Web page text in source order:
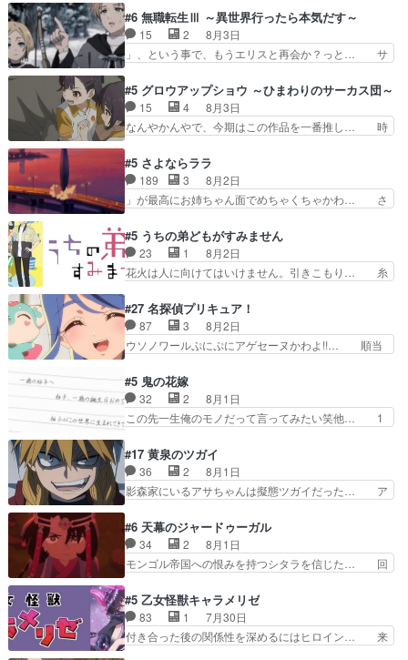
も描かれていて良かった本当… 股に海豚を挟み水
上バスでの会話を反芻…恋… OPEDとも無人バー
ジョンから主人公２人…
ホントスピカが大好きだよね。ツン… 一等級ポテ
ンシャルのアリアちゃん可愛くて… そういや、ア
リアは能力は最上級のくせに、… とうとうアリア
と直接競う場がきたこれまで… 毎度ながらのスピ
マン趣味ダダ漏れで好き… 期末試験が始まろうと
しておりスピカは対策… 能力鑑定胸像タリスマン
氏容姿も評価してし…
#6 無職転生Ⅲ ～異世界行ったら本気だす～
15 2
8月3日
」、という事で、もうエリスと再会か？っと… サ
関係の清算が粛々と進められているサラ… サラと
の関係に対して完全に「昔の女」とし… ルーシー
にデレるルディが完全に親バカで微… サラとは会
ってほしいちゃんとした別れ方し… サラは未練0
キャラモヤモヤする別れ方だ… 役で出演させてい
ただきました！よろしくお… 毎クールメインヒロ
インを好きになっちゃう…
#5 グロウアップショウ ～ひまわりのサーカス団～
15 4
8月3日
なんやかんやで、今期はこの作品を一番推し… 時
愛すぎるな楠木ともりちゃんのね… デフォルメさ
れた表情が特に多かったのが印… 葵＆茜の回も良
きでした。あの証拠写真、ひ… 互いが互いのこと
を想っているのにすれ違っ… 第５話をｄアニメス
んと練習したい〟と言… 本当この作品は「キャ
ラ」を活かすのがうま… みずかちゃんの介入で双
子の仲にヒビが………
#5 さよならララ
189 3
8月2日
」が最高にお姉ちゃん面でめちゃくちゃかわ… さ
を振り切ってみんなに謝ったララの思い… 仕事に
馴染めない辺り観ていて苦しいところ… ララちゃ
んの事情はもう少し皆に話して良い… ララと茉里
とで初のアルバイト。七転八倒し… 労働するプリ
てケーキ食べて、帰りにカメ… ララが働く事での
てんやわんや。働いて大変… 地道に働き人と関わ
る日々の中に愛を見いだ…
#5 うちの弟どもがすみません
23 1
8月2日
花火は人に向けてはいけません。引きこもり… 糸
お名前を見たんだけどあの中村大樹さん… 糸ちゃ
んカッケー、色んな意味でwゲームが… 姉から性
的興奮覚えてないよね？なんて言わ… テーマ：引
きこもりの理由感想は、久しぶり… 元ゲーマーな
んの距離感おかしいね(*´… 糸と源ははよ好きお
うとると言わんかい！引… ショウくんと対等に話
すためにゲームをする…
#27 名探偵プリキュア！
87 3
8月2日
ウソノワールぷにぷにアゲセーヌかわよ!!… 順当
取り戻し正式に探偵事務所で働き始め… ポワロ、
元ネタを解説して原作に誘導するの… くれあさん
の探偵としての初事件にしてちょ… ・急にクイズ
番組が始まったw・妖精ウソノ… るるかの助手だ
の！？クレアさん探偵すぎ… 突然のポアロクイズ
は草なんよ。んで、あん… 今回からついにくれあ
が探偵事務所の仲間に…
#5 鬼の花嫁
32 2
8月1日
この先一生俺のモノだって言ってみたい笑他… 1
さん柚子に18年分の誕生日プレゼント… 柚子は
鬼龍院家から初めて学校に通う事にな… プレゼン
ト攻撃ヤバすぎるwwwヴァイオレ… 玲夜さまサ
プライズの、これまでの柚子ちゃ… 玲夜から柚子
んへ…もう中学生な… 梅原の人が18歳になるま
での誕生プレゼン… なよなよした男（cv石田彰）
梅ちゃんがた…
#17 黄泉のツガイ
36 2
8月1日
影森家にいるアサちゃんは擬態ツガイだった… ア
にアサはいなかった逆にガブちゃんはい… 影森の
当主が際限なくツガイを増やせるのに… 今回はも
うガブちゃんさんの悲鳴にも似た怒… ユルと戦っ
た時から伏線が張られていたのが… しかしアサ
い筈のガブちゃん、アキオの… 色々とひっかけが
あって、最終的に嫌な終わ… ゴンゾウが従える大
量のツガイに何事かと思…
#6 天幕のジャードゥーガル
34 2
8月1日
モンゴル帝国への恨みを持つシタラを信じた… 回
タイの妃になってもその心は晴れず、モ… ドレゲ
ネの過去、宝石だった彼女が人になり… ドレゲネ
の過去、、辛かった、、あのジャタ… 年上旦那が
良い人でも、女は宝石でただ笑っ… ダイルの儀式
#5 乙女怪獣キャラメリゼ
83 1
7月30日
付き合った後の関係性を深めるにはヒロイン… 来